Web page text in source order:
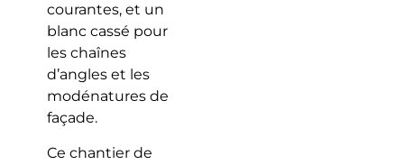
courantes, et un
blanc cassé pour
les chaînes
d’angles et les
modénatures de
façade.
Ce chantier de